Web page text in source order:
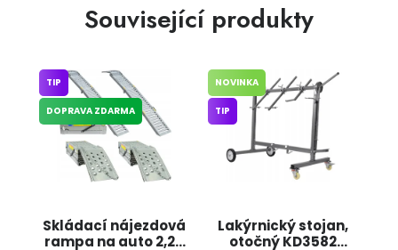
Související produkty
Skládací nájezdová
rampa na auto 2,2T
TIP
DOPRAVA ZDARMA
Lakýrnický stojan,
otočný KD3582
NOVINKA
TIP